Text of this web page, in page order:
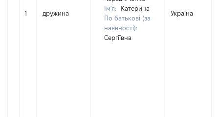
1 дружина
Ім'я:
Катерина
По батькові (за
наявності):
Сергіївна
Україна